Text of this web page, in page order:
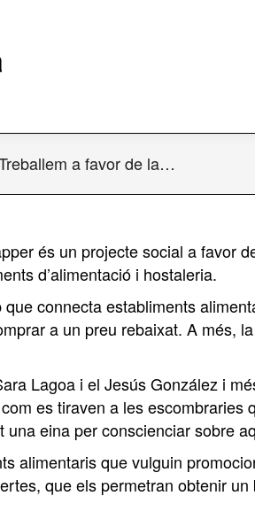
a favor de la…
és un projecte social a favor
d’alimentació i hostaleria.
connecta establiments
a un preu rebaixat. A més,
Lagoa i el Jesús González i
es tiraven a les
eina per conscienciar sobre
alimentaris que vulguin
que els permetran obtenir